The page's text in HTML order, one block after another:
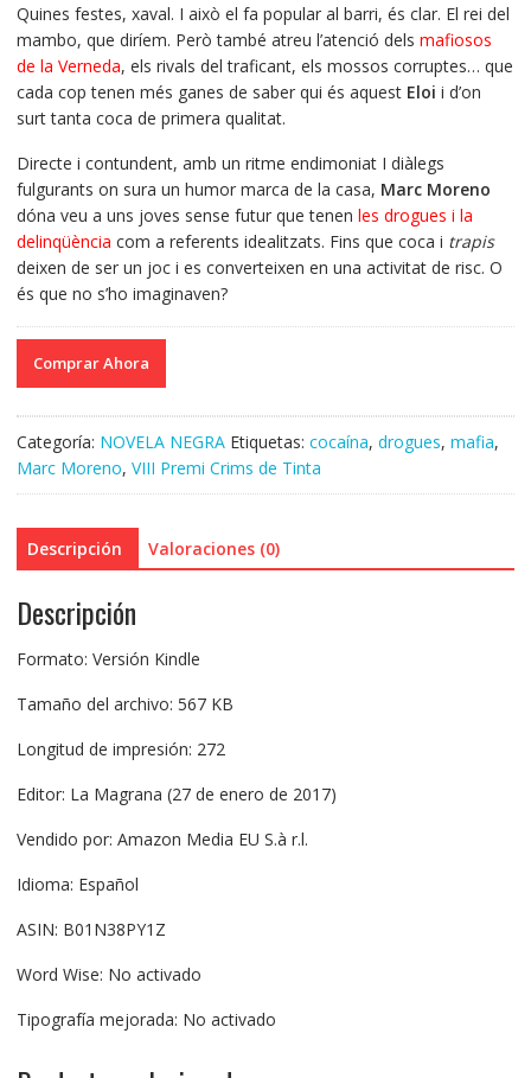
Quines festes, xaval. I això el fa popular al barri, és clar. El rei del
mambo, que diríem. Però també atreu l’atenció dels mafiosos
de la Verneda, els rivals del traficant, els mossos corruptes… que
cada cop tenen més ganes de saber qui és aquest Eloi i d’on
surt tanta coca de primera qualitat.
Directe i contundent, amb un ritme endimoniat I diàlegs
fulgurants on sura un humor marca de la casa, Marc Moreno
dóna veu a uns joves sense futur que tenen les drogues i la
delinqüència com a referents idealitzats. Fins que coca i trapis
deixen de ser un joc i es converteixen en una activitat de risc. O
és que no s’ho imaginaven?
Comprar Ahora
Categoría: NOVELA NEGRA Etiquetas: cocaína, drogues, mafia,
Marc Moreno, VIII Premi Crims de Tinta
Descripción Valoraciones (0)
Descripción
Formato: Versión Kindle
Tamaño del archivo: 567 KB
Longitud de impresión: 272
Editor: La Magrana (27 de enero de 2017)
Vendido por: Amazon Media EU S.à r.l.
Idioma: Español
ASIN: B01N38PY1Z
Word Wise: No activado
Tipografía mejorada: No activado